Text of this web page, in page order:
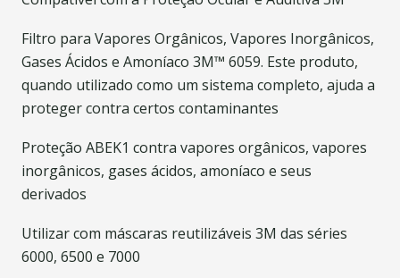
Filtro para Vapores Orgânicos, Vapores Inorgânicos,
Gases Ácidos e Amoníaco 3M™ 6059. Este produto,
quando utilizado como um sistema completo, ajuda a
proteger contra certos contaminantes
Proteção ABEK1 contra vapores orgânicos, vapores
inorgânicos, gases ácidos, amoníaco e seus
derivados
Utilizar com máscaras reutilizáveis 3M das séries
6000, 6500 e 7000